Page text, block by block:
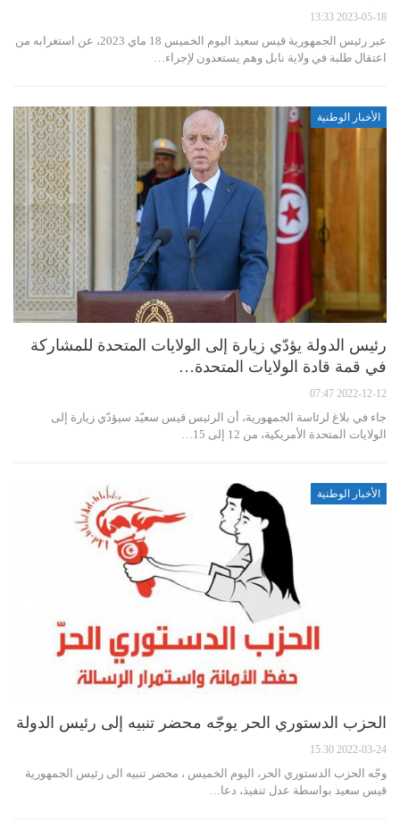
2023-05-18 13:33
عبر رئيس الجمهورية قيس سعيد اليوم الخميس 18 ماي 2023، عن استغرابه من
اعتقال طلبة في ولاية نابل وهم يستعدون لإجراء…
الأخبار الوطنية
رئيس الدولة يؤدّي زيارة إلى الولايات المتحدة للمشاركة
في قمة قادة الولايات المتحدة…
2022-12-12 07:47
جاء في بلاغ لرئاسة الجمهورية، أن الرئيس قيس سعيّد سيؤدّي زيارة إلى
الولايات المتحدة الأمريكية، من 12 إلى 15…
الأخبار الوطنية
الحزب الدستوري الحر يوجّه محضر تنبيه إلى رئيس الدولة
2022-03-24 15:30
وجّه الحزب الدستوري الحر، اليوم الخميس ، محضر تنبيه الى رئيس الجمهورية
قيس سعيد بواسطة عدل تنفيذ، دعا…